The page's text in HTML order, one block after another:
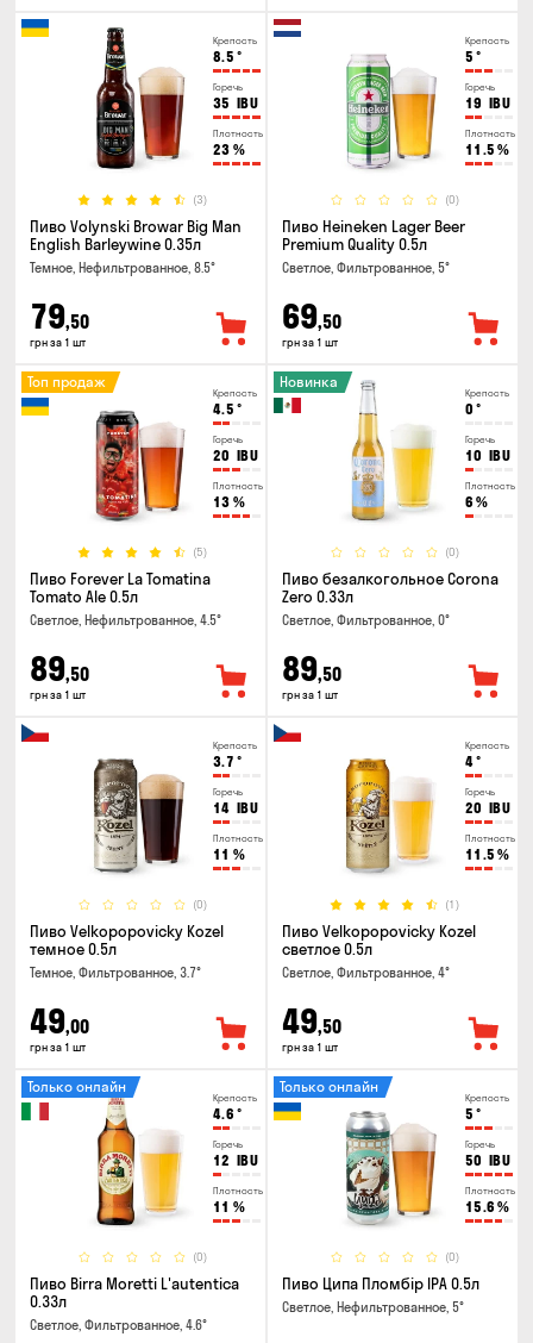
Крепость
8.5 °
Горечь
35 IBU
Плотность
23 %
(3)
Пиво Volynski Browar Big Man
English Barleywine 0.35л
Темное, Нефильтрованное, 8.5°
79,50
грн за 1 шт
Крепость
5 °
Горечь
19 IBU
Плотность
11.5 %
(0)
Пиво Heineken Lager Beer
Premium Quality 0.5л
Светлое, Фильтрованное, 5°
69,50
грн за 1 шт
Крепость
4.5 °
Горечь
20 IBU
Плотность
13 %
(5)
Топ продаж
Пиво Forever La Tomatina
Tomato Ale 0.5л
Светлое, Нефильтрованное, 4.5°
89,50
грн за 1 шт
Крепость
0 °
Горечь
10 IBU
Плотность
6 %
(0)
Новинка
Пиво безалкогольное Corona
Zero 0.33л
Светлое, Фильтрованное, 0°
89,50
грн за 1 шт
Крепость
3.7 °
Горечь
14 IBU
Плотность
11 %
(0)
Пиво Velkopopovicky Kozel
темное 0.5л
Темное, Фильтрованное, 3.7°
49,00
грн за 1 шт
Крепость
4°
Горечь
20 IBU
Плотность
11.5 %
(1)
Пиво Velkopopovicky Kozel
светлое 0.5л
Светлое, Фильтрованное, 4°
49,50
грн за 1 шт
Крепость
4.6 °
Горечь
12 IBU
Плотность
11 %
(0)
Только онлайн
Пиво Birra Moretti L'autentica
0.33л
Светлое, Фильтрованное, 4.6°
Крепость
5 °
Горечь
50 IBU
Плотность
15.6 %
(0)
Только онлайн
Пиво Ципа Пломбір IPA 0.5л
Светлое, Нефильтрованное, 5°